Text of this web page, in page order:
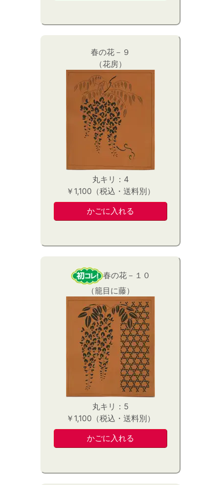
春の花－９
（花房）
丸キリ：4
￥1,100（税込・送料別）
春の花－１０
（籠目に藤）
丸キリ：5
￥1,100（税込・送料別）